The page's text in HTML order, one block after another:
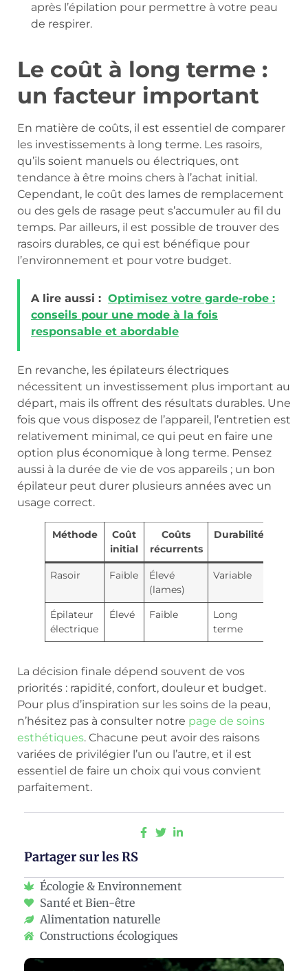
après l’épilation pour permettre à votre peau
de respirer.
Le coût à long terme :
un facteur important
En matière de coûts, il est essentiel de comparer
les investissements à long terme. Les rasoirs,
qu’ils soient manuels ou électriques, ont
tendance à être moins chers à l’achat initial.
Cependant, le coût des lames de remplacement
ou des gels de rasage peut s’accumuler au fil du
temps. Par ailleurs, il est possible de trouver des
rasoirs durables, ce qui est bénéfique pour
l’environnement et pour votre budget.
A lire aussi : Optimisez votre garde-robe :
conseils pour une mode à la fois
responsable et abordable
En revanche, les épilateurs électriques
nécessitent un investissement plus important au
départ, mais ils offrent des résultats durables. Une
fois que vous disposez de l’appareil, l’entretien est
relativement minimal, ce qui peut en faire une
option plus économique à long terme. Pensez
aussi à la durée de vie de vos appareils ; un bon
épilateur peut durer plusieurs années avec un
usage correct.
Méthode
Coût
initial
Coûts
récurrents
Durabilité
Rasoir Faible
Élevé
(lames)
Variable
Épilateur
électrique
Élevé Faible
Long
terme
La décision finale dépend souvent de vos
priorités : rapidité, confort, douleur et budget.
Pour plus d’inspiration sur les soins de la peau,
n’hésitez pas à consulter notre page de soins
esthétiques. Chacune peut avoir des raisons
variées de privilégier l’un ou l’autre, et il est
essentiel de faire un choix qui vous convient
parfaitement.
Partager sur les RS
Écologie & Environnement
Santé et Bien-être
Alimentation naturelle
Constructions écologiques